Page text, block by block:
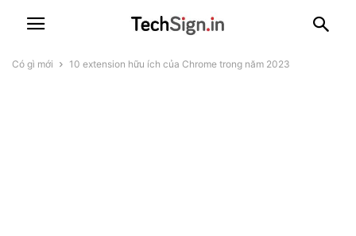
Có gì mới 10 extension hữu ích của Chrome trong năm 2023